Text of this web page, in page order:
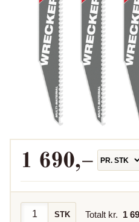
1 690,–
STK Totalt kr. 1